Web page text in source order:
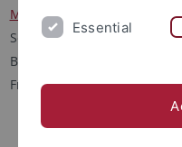
Männlein
, Mischa Meier,
Sebastian Schmidt-Hofner.
Beiträge zu Spätantike und
Franz Steiner Verlag,
Essential